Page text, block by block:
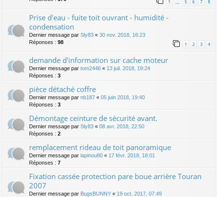
1 5 6 7 8
Prise d'eau - fuite toit ouvrant - humidité -
condensation
Dernier message par Sly83 « 30 nov. 2018, 16:23
Réponses : 98 1 2 3 4
demande d'information sur cache moteur
Dernier message par tom2446 « 13 juil. 2018, 19:24
Réponses : 3
pièce détaché coffre
Dernier message par nb187 « 05 juin 2018, 19:40
Réponses : 3
Démontage ceinture de sécurité avant.
Dernier message par Sly83 « 08 avr. 2018, 22:50
Réponses : 2
remplacement rideau de toit panoramique
Dernier message par lapinou80 « 17 févr. 2018, 18:01
Réponses : 7
Fixation cassée protection pare boue arrière Touran
2007
Dernier message par BugsBUNNY « 19 oct. 2017, 07:49